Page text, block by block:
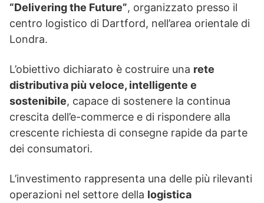
“Delivering the Future”, organizzato presso il
centro logistico di Dartford, nell’area orientale di
Londra.
L’obiettivo dichiarato è costruire una rete
distributiva più veloce, intelligente e
sostenibile, capace di sostenere la continua
crescita dell’e-commerce e di rispondere alla
crescente richiesta di consegne rapide da parte
dei consumatori.
L’investimento rappresenta una delle più rilevanti
operazioni nel settore della logistica